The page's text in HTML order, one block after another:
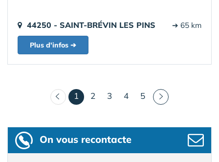
44250 - SAINT-BRÉVIN LES PINS ➔ 65 km
Plus d'infos ➔
1 (courant)
2 3 4 5
On vous recontacte